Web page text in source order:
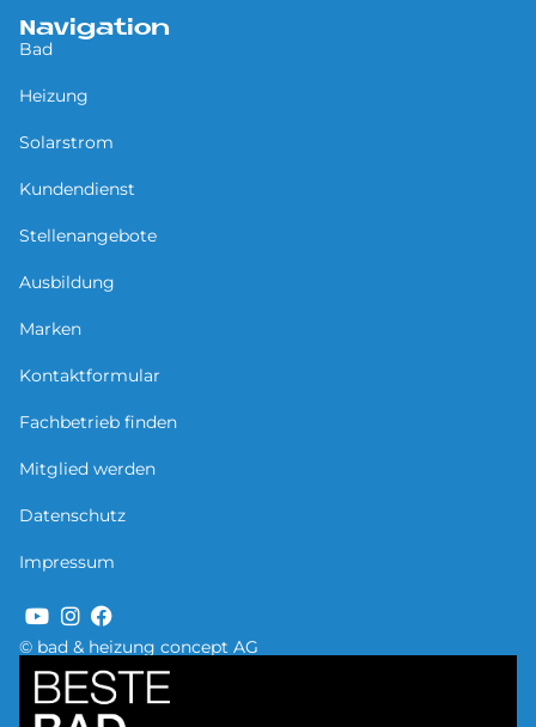
© bad & heizung concept AG
Navigation
Bad
Heizung
Solarstrom
Kundendienst
Stellenangebote
Ausbildung
Marken
Kontaktformular
Fachbetrieb finden
Mitglied werden
Datenschutz
Impressum